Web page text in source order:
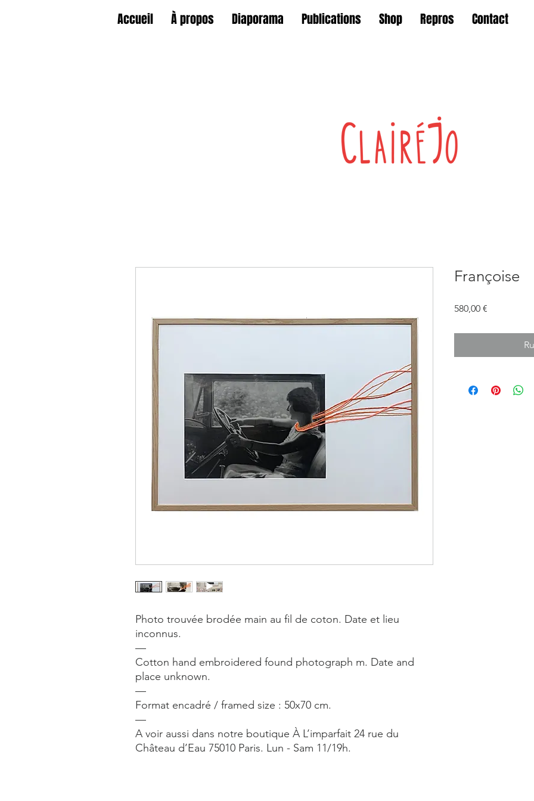
Accueil À propos Diaporama Publications Shop Repros Contact
Photo trouvée brodée main au fil de coton. Date et lieu
inconnus.
—
Cotton hand embroidered found photograph m. Date and
place unknown.
—
Format encadré / framed size : 50x70 cm.
—
A voir aussi dans notre boutique À L’imparfait 24 rue du
Château d’Eau 75010 Paris. Lun - Sam 11/19h.
Françoise
580,00 €